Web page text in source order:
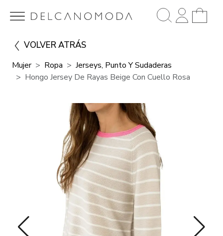
VOLVER ATRÁS
Mujer Ropa
Jerseys, Punto Y Sudaderas
Hongo Jersey De Rayas Beige Con Cuello Rosa